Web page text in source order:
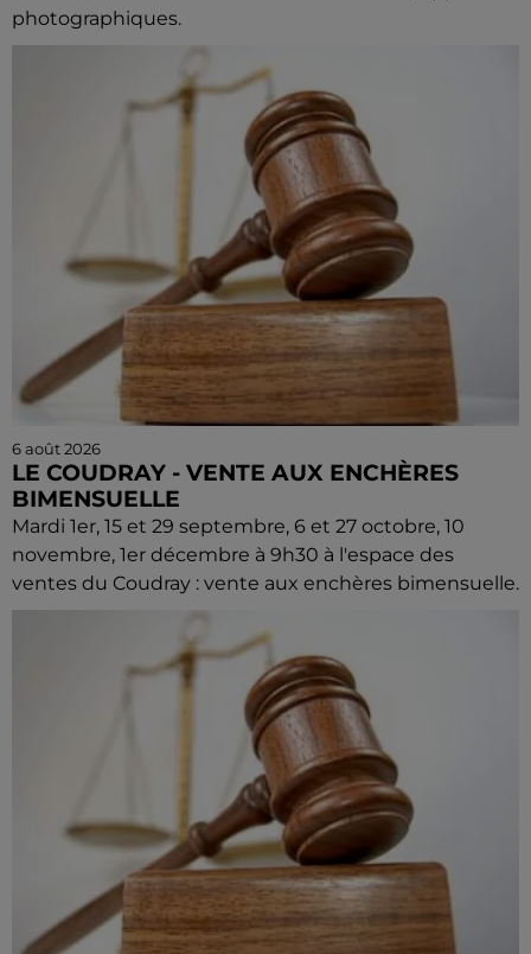
photographiques.
6 août 2026
LE COUDRAY - VENTE AUX ENCHÈRES
BIMENSUELLE
Mardi 1er, 15 et 29 septembre, 6 et 27 octobre, 10
novembre, 1er décembre à 9h30 à l'espace des
ventes du Coudray : vente aux enchères bimensuelle.